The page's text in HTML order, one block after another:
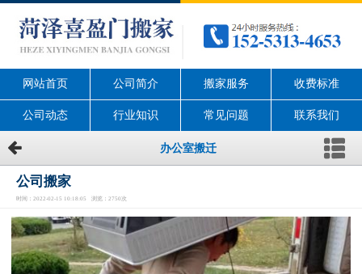
网站首页 公司简介 搬家服务 收费标准
公司动态 行业知识 常见问题 联系我们
办公室搬迁
公司搬家
时间：2022-02-15 10:18:05 浏览：2750次